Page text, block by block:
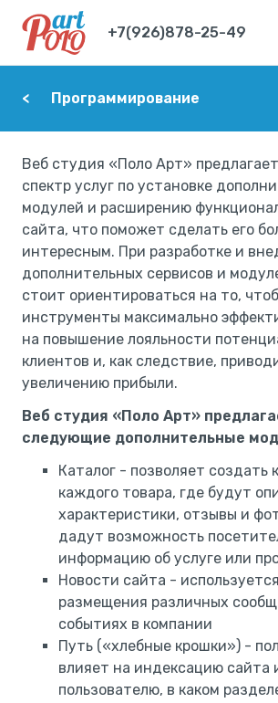
+7(926)878-25-49
Программирование
Веб студия «Поло Арт»
спектр услуг по установке
модулей и расширению
сайта, что поможет сделать его
интересным. При разработке и
дополнительных сервисов и
стоит ориентироваться на то,
инструменты максимально
на повышение лояльности
клиентов и, как следствие,
увеличению прибыли.
Веб студия «Поло Арт»
следующие дополнительные
Каталог - позволяет создать
каждого товара, где будут
характеристики, отзывы и
дадут возможность
информацию об услуге или
Новости сайта -
размещения различных
событиях в компании
Путь («хлебные крошки») -
влияет на индексацию сайта
пользователю, в каком